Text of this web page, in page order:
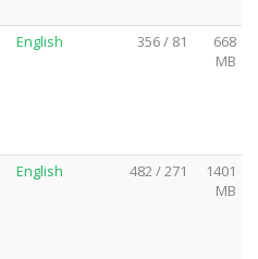
English 356 / 81
668
MB
English 482 / 271
1401
MB